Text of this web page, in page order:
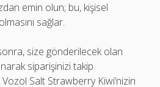
emin olun; bu, kişisel
sağlar.
size gönderilecek olan
siparişinizi takip
Salt Strawberry Kiwi’nizin